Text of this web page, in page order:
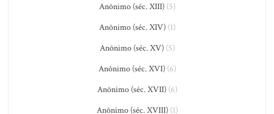
Anônimo (séc. XIII)(5)
Anônimo (séc. XIV)(1)
Anônimo (séc. XV)(5)
Anônimo (séc. XVI)(6)
Anônimo (séc. XVII)(6)
Anônimo (séc. XVIII)(1)